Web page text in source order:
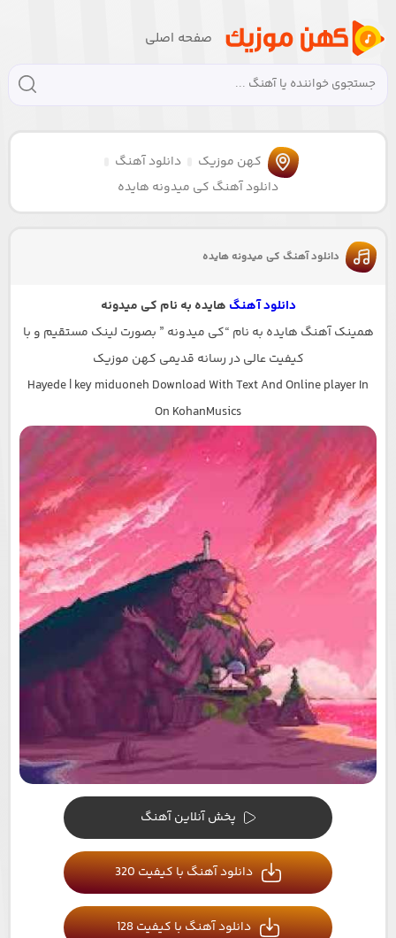
صفحه اصلی
کهن موزیک
دانلود آهنگ
دانلود آهنگ کی میدونه هایده
دانلود آهنگ کی میدونه هایده
دانلود آهنگ هایده به نام کی میدونه
همینک آهنگ هایده به نام “کی میدونه ” بصورت لینک مستقیم و با
کیفیت عالی در رسانه قدیمی کهن موزیک
Hayede | key miduoneh Download With Text And Online player In
On KohanMusics
پخش آنلاین آهنگ
دانلود آهنگ با کیفیت 320
دانلود آهنگ با کیفیت 128